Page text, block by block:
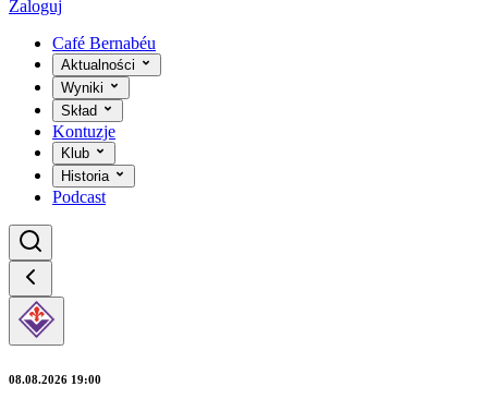
Zaloguj
Café Bernabéu
Aktualności
Wyniki
Skład
Kontuzje
Klub
Historia
Podcast
08.08.2026 19:00